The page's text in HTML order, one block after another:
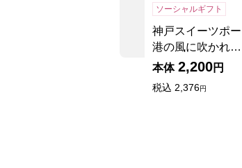
ソーシャルギフト
神戸スイーツポー
港の風に吹かれ…
本体 2,200円
税込 2,376円